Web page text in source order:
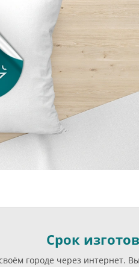
Срок
городе через интернет.